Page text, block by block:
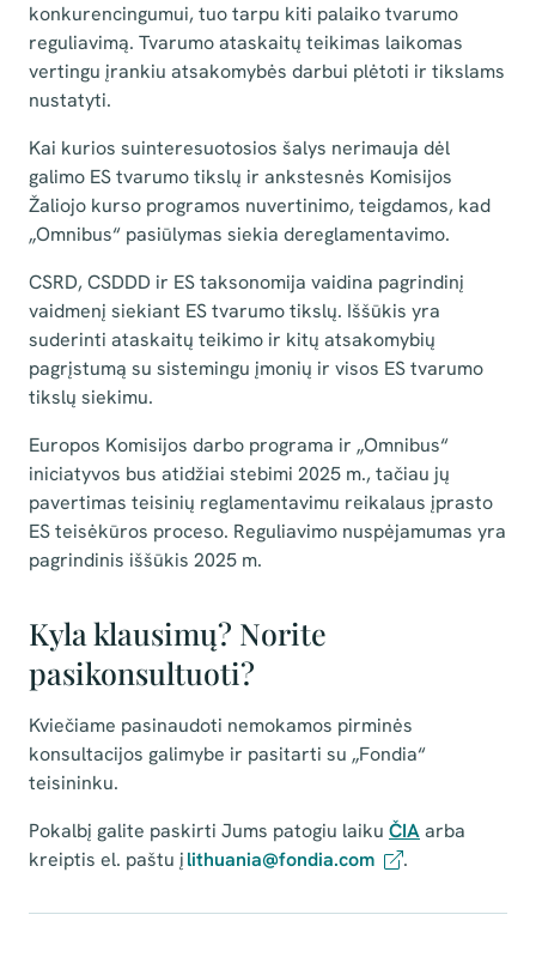
konkurencingumui, tuo tarpu kiti palaiko tvarumo
reguliavimą. Tvarumo ataskaitų teikimas laikomas
vertingu įrankiu atsakomybės darbui plėtoti ir tikslams
nustatyti.
Kai kurios suinteresuotosios šalys nerimauja dėl
galimo ES tvarumo tikslų ir ankstesnės Komisijos
Žaliojo kurso programos nuvertinimo, teigdamos, kad
„Omnibus“ pasiūlymas siekia dereglamentavimo.
CSRD, CSDDD ir ES taksonomija vaidina pagrindinį
vaidmenį siekiant ES tvarumo tikslų. Iššūkis yra
suderinti ataskaitų teikimo ir kitų atsakomybių
pagrįstumą su sistemingu įmonių ir visos ES tvarumo
tikslų siekimu.
Europos Komisijos darbo programa ir „Omnibus“
iniciatyvos bus atidžiai stebimi 2025 m., tačiau jų
pavertimas teisinių reglamentavimu reikalaus įprasto
ES teisėkūros proceso. Reguliavimo nuspėjamumas yra
pagrindinis iššūkis 2025 m.
Kyla klausimų? Norite
pasikonsultuoti?
Kviečiame pasinaudoti nemokamos pirminės
konsultacijos galimybe ir pasitarti su „Fondia“
teisininku.
Pokalbį galite paskirti Jums patogiu laiku ČIA⁠ arba
kreiptis el. paštu įlithuania@fondia.com .